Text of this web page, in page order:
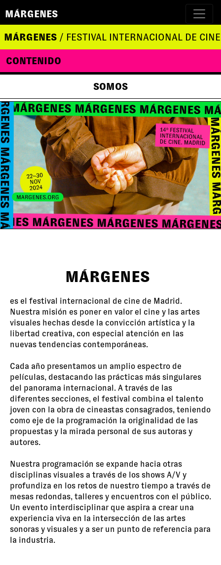
MÁRGENES
MÁRGENES / FESTIVAL INTERNACIONAL DE
CONTENIDO
SOMOS
MÁRGENES
es el festival internacional de cine de Madrid.
Nuestra misión es poner en valor el cine y las artes
visuales hechas desde la convicción artística y la
libertad creativa, con especial atención en las
nuevas tendencias contemporáneas.
Cada año presentamos un amplio espectro de
películas, destacando las prácticas más singulares
del panorama internacional. A través de las
diferentes secciones, el festival combina el talento
joven con la obra de cineastas consagrados, teniendo
como eje de la programación la originalidad de las
propuestas y la mirada personal de sus autoras y
autores.
Nuestra programación se expande hacia otras
disciplinas visuales a través de los shows A/V y
profundiza en los retos de nuestro tiempo a través de
mesas redondas, talleres y encuentros con el público.
Un evento interdisciplinar que aspira a crear una
experiencia viva en la intersección de las artes
sonoras y visuales y a ser un punto de referencia para
la industria.